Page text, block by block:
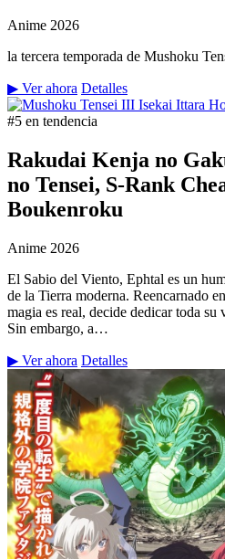
Anime 2026
la tercera temporada de Mushoku
▶ Ver ahora Detalles
#5 en tendencia
Rakudai Kenja no
no Tensei, S-Rank
Boukenroku
Anime 2026
El Sabio del Viento, Ephtal es un
de la Tierra moderna. Reencarnado
magia es real, decide dedicar toda su
Sin embargo, a…
▶ Ver ahora Detalles